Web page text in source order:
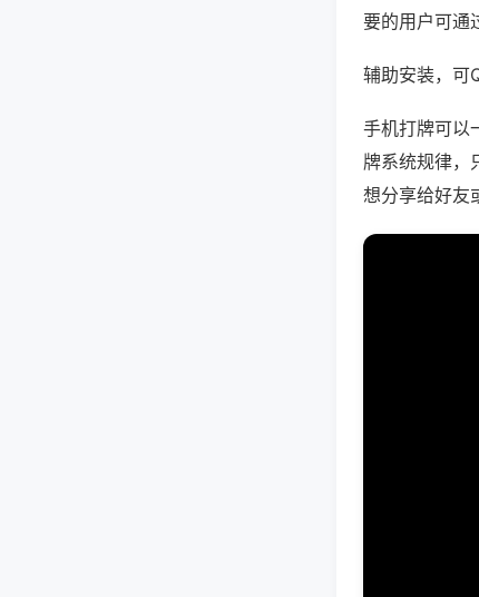
要的用户可通
辅助安装，可
手机打牌可以
牌系统规律，
想分享给好友